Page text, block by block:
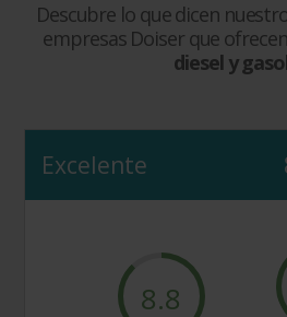
Descubre lo que dicen
empresas Doiser que ofrecen
diesel y
Excelente
8.8